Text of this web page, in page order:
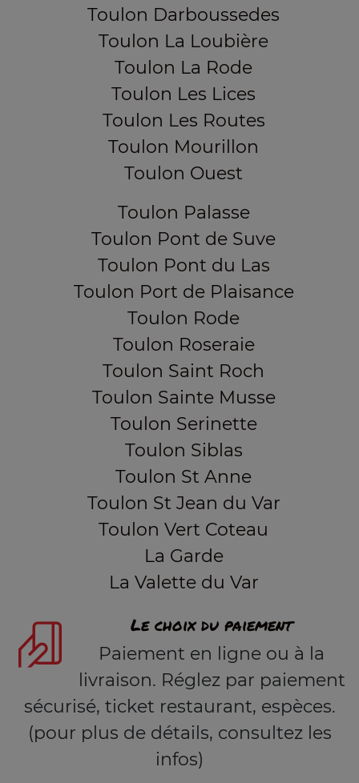
Toulon Darboussedes
Toulon La Loubière
Toulon La Rode
Toulon Les Lices
Toulon Les Routes
Toulon Mourillon
Toulon Ouest
Toulon Palasse
Toulon Pont de Suve
Toulon Pont du Las
Toulon Port de Plaisance
Toulon Rode
Toulon Roseraie
Toulon Saint Roch
Toulon Sainte Musse
Toulon Serinette
Toulon Siblas
Toulon St Anne
Toulon St Jean du Var
Toulon Vert Coteau
La Garde
La Valette du Var
Le choix du paiement
Paiement en ligne ou à la
livraison. Réglez par paiement
sécurisé, ticket restaurant, espèces.
(pour plus de détails, consultez les
infos)